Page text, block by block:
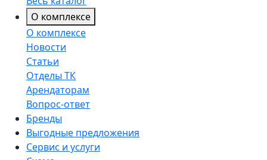
О комплексе
О комплексе
Новости
Статьи
Отделы ТК
Арендаторам
Вопрос-ответ
Бренды
Выгодные предложения
Сервис и услуги